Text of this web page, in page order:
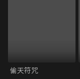
偷天符咒